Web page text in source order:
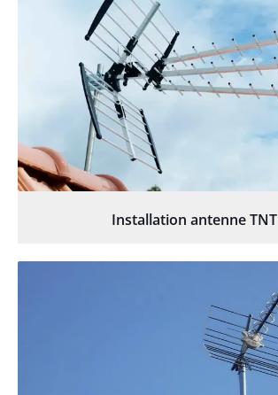
Installation antenne TNT